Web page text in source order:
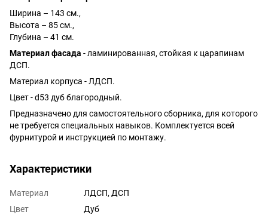
Ширина – 143 см.,
Высота – 85 см.,
Глубина – 41 см.
Материал фасада - ламинированная, стойкая к царапинам
ДСП.
Материал корпуса - ЛДСП.
Цвет - d53 дуб благородный.
Предназначено для самостоятельного сборника, для которого
не требуется специальных навыков. Комплектуется всей
фурнитурой и инструкцией по монтажу.
Характеристики
Материал
ЛДСП, ДСП
Цвет
Дуб